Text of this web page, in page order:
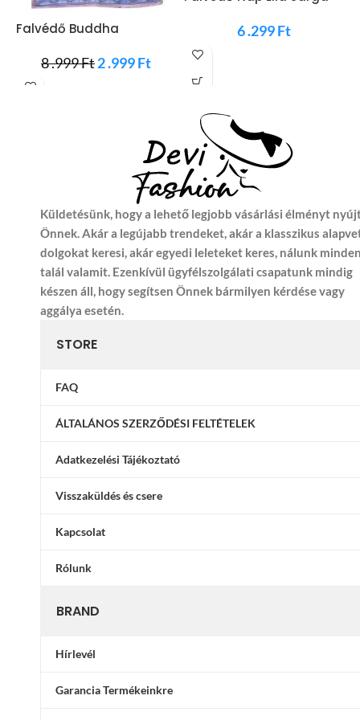
Falvédő Buddha
8 .999Ft2 .999Ft
6 .299Ft
Küldetésünk, hogy a lehető legjobb vásárlási élményt
Önnek. Akár a legújabb trendeket, akár a klasszikus
dolgokat keresi, akár egyedi leleteket keres, nálunk
talál valamit. Ezenkívül ügyfélszolgálati csapatunk mindig
készen áll, hogy segítsen Önnek bármilyen kérdése vagy
aggálya esetén.
STORE
FAQ
ÁLTALÁNOS SZERZŐDÉSI FELTÉTELEK
Adatkezelési Tájékoztató
Visszaküldés és csere
Kapcsolat
Rólunk
BRAND
Hírlevél
Garancia Termékeinkre